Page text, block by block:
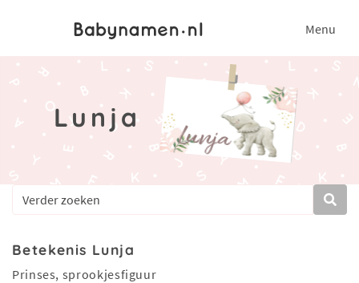
Menu
Lunja
Betekenis Lunja
Prinses, sprookjesfiguur